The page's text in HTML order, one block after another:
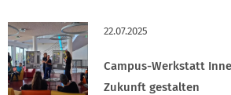
22.07.2025
Campus-Werkstatt
Zukunft gestalten